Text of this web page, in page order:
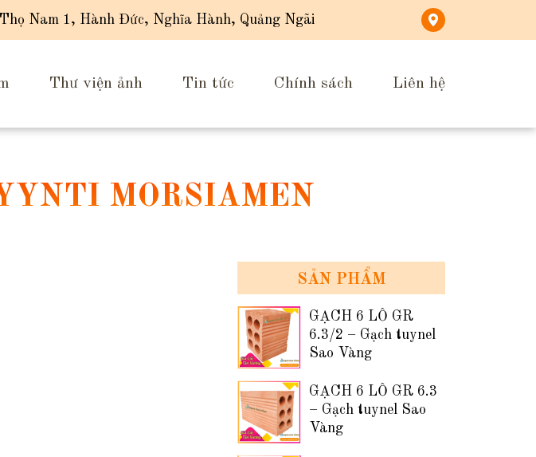
Nam 1, Hành Đức, Nghĩa Hành, Quảng Ngãi
Thư viện ảnh Tin tức Chính sách Liên hệ
MORSIAMEN
SẢN PHẨM
GẠCH 6 LỖ GR
6.3/2 – Gạch tuynel
Sao Vàng
GẠCH 6 LỖ GR 6.3
– Gạch tuynel Sao
Vàng